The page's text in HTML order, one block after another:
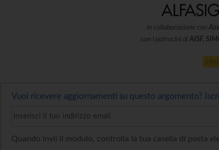
in collaborazione con
con i patrocini di AISF,
Vuoi ricevere aggiornamenti su questo argomento?
Quando invii il modulo, controlla la tua casella di posta